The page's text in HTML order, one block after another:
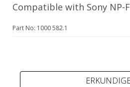
Compatible with Sony NP-
Part No: 1000 582.1